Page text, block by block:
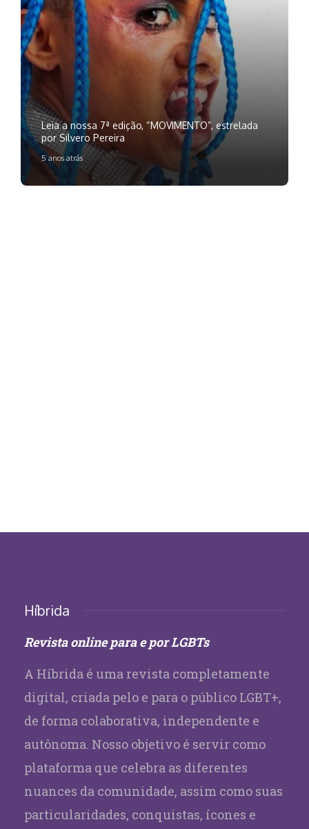
Leia a nossa 7ª edição, “MOVIMENTO”, estrelada
por Silvero Pereira
5 anos atrás
Híbrida
Revista online para e por LGBTs
A Híbrida é uma revista completamente
digital, criada pelo e para o público LGBT+,
de forma colaborativa, independente e
autônoma. Nosso objetivo é servir como
plataforma que celebra as diferentes
nuances da comunidade, assim como suas
particularidades, conquistas, ícones e